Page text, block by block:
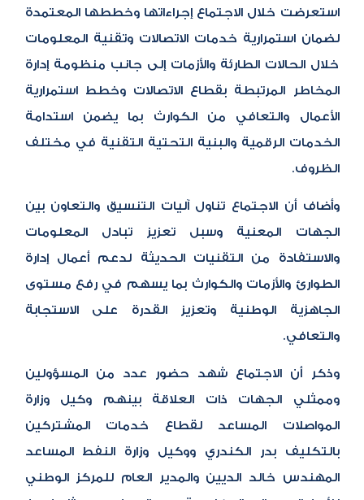
استعرضت خلال الاجتماع إجراءاتها وخططها المعتمدة
لضمان استمرارية خدمات الاتصالات وتقنية المعلومات
خلال الحالات الطارئة والأزمات إلى جانب منظومة إدارة
المخاطر المرتبطة بقطاع الاتصالات وخطط استمرارية
الأعمال والتعافي من الكوارث بما يضمن استدامة
الخدمات الرقمية والبنية التحتية التقنية في مختلف
الظروف.
وأضاف أن الاجتماع تناول آليات التنسيق والتعاون بين
الجهات المعنية وسبل تعزيز تبادل المعلومات
والاستفادة من التقنيات الحديثة لدعم أعمال إدارة
الطوارئ والأزمات والكوارث بما يسهم في رفع مستوى
الجاهزية الوطنية وتعزيز القدرة على الاستجابة
والتعافي.
وذكر أن الاجتماع شهد حضور عدد من المسؤولين
وممثلي الجهات ذات العلاقة بينهم وكيل وزارة
المواصلات المساعد لقطاع خدمات المشتركين
بالتكليف بدر الكندري ووكيل وزارة النفط المساعد
المهندس خالد الديين والمدير العام للمركز الوطني